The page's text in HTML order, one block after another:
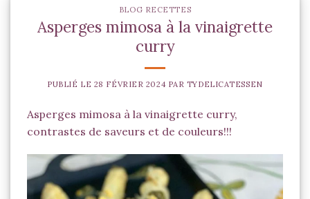
BLOG RECETTES
Asperges mimosa à la vinaigrette
curry
PUBLIÉ LE 28 FÉVRIER 2024 PAR TYDELICATESSEN
Asperges mimosa à la vinaigrette curry,
contrastes de saveurs et de couleurs!!!